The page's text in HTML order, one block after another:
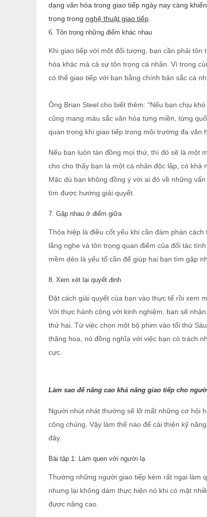
dạng văn hóa trong giao tiếp ngày nay càng
trọng trong nghệ thuật giao tiếp
6. Tôn trọng những điểm khác nhau
Khi giao tiếp với một đối tượng, bạn cần phải
hóa khác mà cả sự tôn trọng cá nhân. Vì trong
có thể giao tiếp với bạn bằng chính bản sắc cá
Ông Brian Steel cho biết thêm: “Nếu bạn chịu
cũng mang màu sắc văn hóa từng miền, từng
quan trọng khi giao tiếp trong môi trường đa văn
Nếu bạn luôn tán đồng mọi thứ, thì đó sẽ là một
cho cho thấy bạn là một cá nhân độc lập, có khả
Mặc dù bạn không đồng ý với ai đó về những
tìm được hướng giải quyết.
7. Gặp nhau ở điểm giữa
Thỏa hiệp là điều cốt yếu khi cần đàm phán
lắng nghe và tôn trọng quan điểm của đối tác
mềm dẻo là yếu tố cần để giúp hai bạn tìm gặp
8. Xem xét lại quyết định
Đặt cách giải quyết của bạn vào thực tế rồi xem
Với thực hành cộng với kinh nghiệm, bạn sẽ
thứ hai. Từ việc chọn một bộ phim vào tối thứ
thăng hoa, nó đồng nghĩa với việc bạn có trách
cực.
Làm sao để nâng cao khả năng giao tiếp cho
Người nhút nhát thường sẽ lỡ mất những cơ hội
công chúng. Vậy làm thế nào để cải thiện kỹ
đây.
Bài tập 1: Làm quen với người lạ
Thường những người giao tiếp kém rất ngại làm
nhưng lại không dám thực hiện nó khi có mặt
được nâng cao.